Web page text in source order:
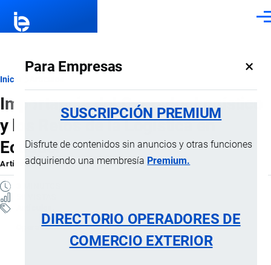
Para Empresas ×
SUSCRIPCIÓN PREMIUM
Disfrute de contenidos sin anuncios y otras funciones
adquiriendo una membresía Premium.
DIRECTORIO OPERADORES DE
COMERCIO EXTERIOR
Ruta
de
navegación
Inicio
Importancia del Operador Logístico
y los Retos de la Logística en
Ecuador
ArtículoporJaime Mise, 23 Febrero, 2026
Operaciones internacionales